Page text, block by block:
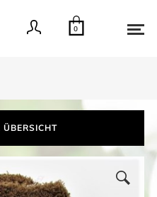
0
ÜBERSICHT